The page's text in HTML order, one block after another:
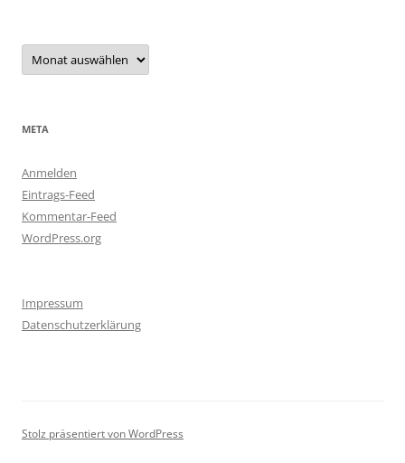
Archiv
META
Anmelden
Eintrags-Feed
Kommentar-Feed
WordPress.org
Impressum
Datenschutzerklärung
Stolz präsentiert von WordPress